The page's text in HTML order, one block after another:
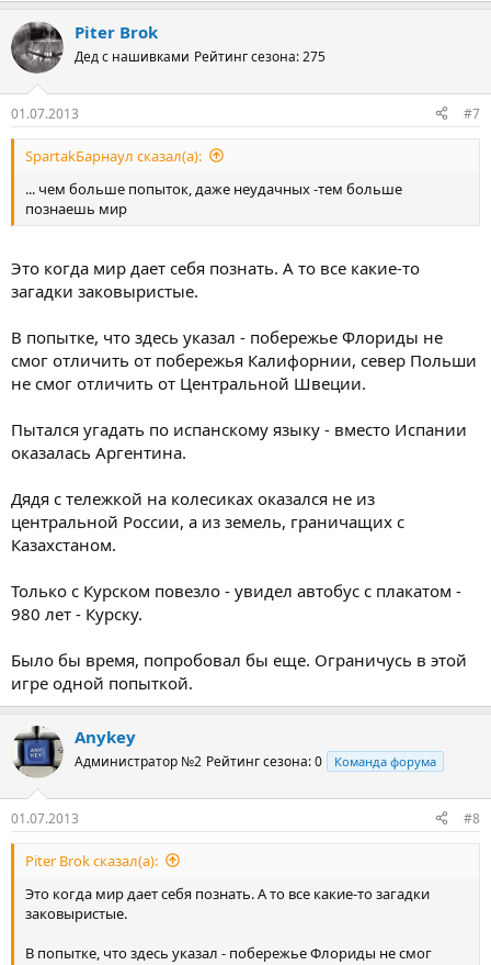
Piter Brok
Дед с нашивками Рейтинг сезона: 275
01.07.2013 #7
SpartakБарнаул сказал(а):
... чем больше попыток, даже неудачных -тем больше
познаешь мир
Это когда мир дает себя познать. А то все какие-то
загадки заковыристые.
В попытке, что здесь указал - побережье Флориды не
смог отличить от побережья Калифорнии, север Польши
не смог отличить от Центральной Швеции.
Пытался угадать по испанскому языку - вместо Испании
оказалась Аргентина.
Дядя с тележкой на колесиках оказался не из
центральной России, а из земель, граничащих с
Казахстаном.
Только с Курском повезло - увидел автобус с плакатом -
980 лет - Курску.
Было бы время, попробовал бы еще. Ограничусь в этой
игре одной попыткой.
Anykey
Администратор №2 Рейтинг сезона: 0 Команда форума
01.07.2013 #8
Piter Brok сказал(а):
Это когда мир дает себя познать. А то все какие-то загадки
заковыристые.
В попытке, что здесь указал - побережье Флориды не смог